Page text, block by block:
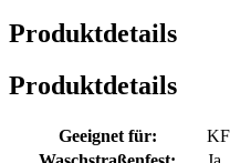
Produktdetails
Produktdetails
Geeignet für: